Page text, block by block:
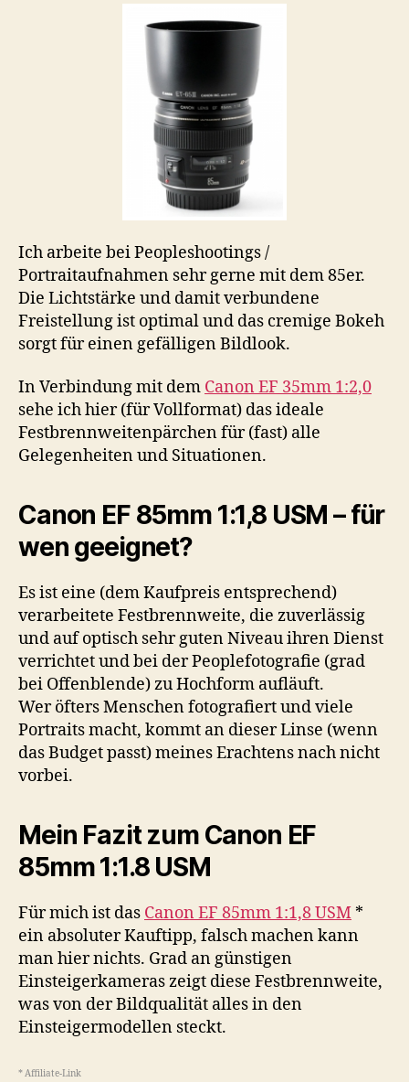
Ich arbeite bei Peopleshootings /
Portraitaufnahmen sehr gerne mit dem 85er.
Die Lichtstärke und damit verbundene
Freistellung ist optimal und das cremige Bokeh
sorgt für einen gefälligen Bildlook.
In Verbindung mit dem Canon EF 35mm 1:2,0
sehe ich hier (für Vollformat) das ideale
Festbrennweitenpärchen für (fast) alle
Gelegenheiten und Situationen.
Canon EF 85mm 1:1,8 USM – für
wen geeignet?
Es ist eine (dem Kaufpreis entsprechend)
verarbeitete Festbrennweite, die zuverlässig
und auf optisch sehr guten Niveau ihren Dienst
verrichtet und bei der Peoplefotografie (grad
bei Offenblende) zu Hochform aufläuft.
Wer öfters Menschen fotografiert und viele
Portraits macht, kommt an dieser Linse (wenn
das Budget passt) meines Erachtens nach nicht
vorbei.
Mein Fazit zum Canon EF
85mm 1:1.8 USM
Für mich ist das Canon EF 85mm 1:1,8 USM *
ein absoluter Kauftipp, falsch machen kann
man hier nichts. Grad an günstigen
Einsteigerkameras zeigt diese Festbrennweite,
was von der Bildqualität alles in den
Einsteigermodellen steckt.
* Affiliate-Link